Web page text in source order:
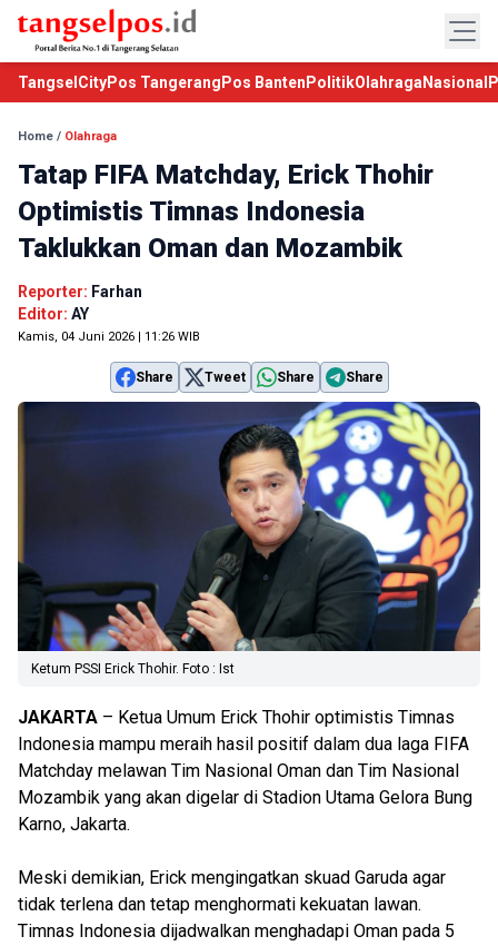
TangselCityPos Tangerang Pos Banten PolitikOlahraga Nasional
Home / Olahraga
Tatap FIFA Matchday, Erick Thohir
Optimistis Timnas Indonesia
Taklukkan Oman dan Mozambik
Reporter: Farhan
Editor: AY
Kamis, 04 Juni 2026 | 11:26 WIB
Share Tweet Share Share
Ketum PSSI Erick Thohir. Foto : Ist
JAKARTA – Ketua Umum Erick Thohir optimistis Timnas
Indonesia mampu meraih hasil positif dalam dua laga FIFA
Matchday melawan Tim Nasional Oman dan Tim Nasional
Mozambik yang akan digelar di Stadion Utama Gelora Bung
Karno, Jakarta.
Meski demikian, Erick mengingatkan skuad Garuda agar
tidak terlena dan tetap menghormati kekuatan lawan.
Timnas Indonesia dijadwalkan menghadapi Oman pada 5